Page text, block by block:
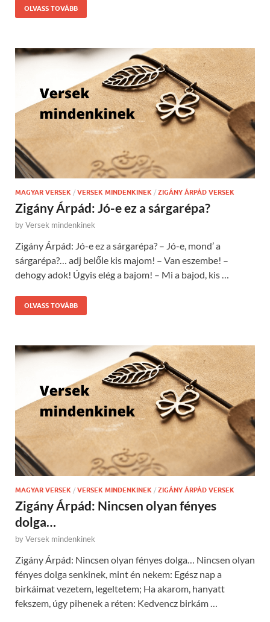
OLVASS TOVÁBB
MAGYAR VERSEK / VERSEK MINDENKINEK / ZIGÁNY ÁRPÁD VERSEK
Zigány Árpád: Jó-e ez a sárgarépa?
byVersek mindenkinek
Zigány Árpád: Jó-e ez a sárgarépa? – Jó-e, mond’ a
sárgarépa?… adj belőle kis majom! – Van eszembe! –
dehogy adok! Úgyis elég a bajom! – Mi a bajod, kis …
OLVASS TOVÁBB
MAGYAR VERSEK / VERSEK MINDENKINEK / ZIGÁNY ÁRPÁD VERSEK
Zigány Árpád: Nincsen olyan fényes
dolga…
byVersek mindenkinek
Zigány Árpád: Nincsen olyan fényes dolga… Nincsen olyan
fényes dolga senkinek, mint én nekem: Egész nap a
birkáimat vezetem, legeltetem; Ha akarom, hanyatt
fekszem, úgy pihenek a réten: Kedvencz birkám …